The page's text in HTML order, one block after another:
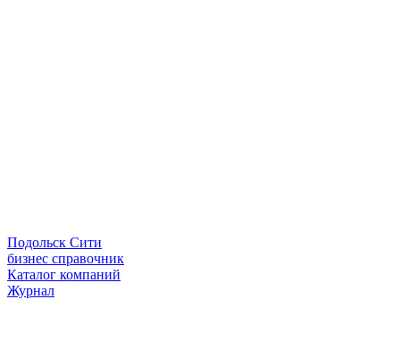
Подольск Сити
бизнес справочник
Каталог компаний
Журнал